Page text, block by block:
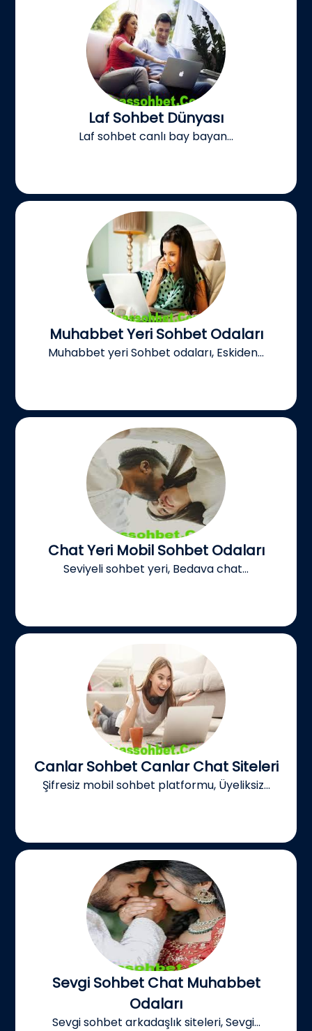
Laf Sohbet Dünyası
Laf sohbet canlı bay bayan...
Muhabbet Yeri Sohbet Odaları
Muhabbet yeri Sohbet odaları, Eskiden...
Chat Yeri Mobil Sohbet Odaları
Seviyeli sohbet yeri, Bedava chat...
Canlar Sohbet Canlar Chat Siteleri
Şifresiz mobil sohbet platformu, Üyeliksiz...
Sevgi Sohbet Chat Muhabbet
Odaları
Sevgi sohbet arkadaşlık siteleri, Sevgi...